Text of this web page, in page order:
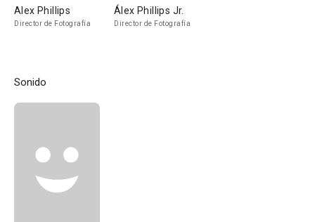
Alex Phillips
Director de Fotografía
Álex Phillips Jr.
Director de Fotografía
Sonido